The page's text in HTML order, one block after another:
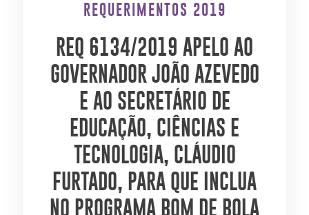
REQUERIMENTOS 2019
REQ 6134/2019 APELO AO
GOVERNADOR JOÃO AZEVEDO
E AO SECRETÁRIO DE
EDUCAÇÃO, CIÊNCIAS E
TECNOLOGIA, CLÁUDIO
FURTADO, PARA QUE INCLUA
NO PROGRAMA BOM DE BOLA